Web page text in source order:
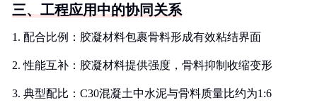
三、工程应用中的协同关系
1. 配合比例：胶凝材料包裹骨料形成有效粘结界面
2. 性能互补：胶凝材料提供强度，骨料抑制收缩变形
3. 典型配比：C30混凝土中水泥与骨料质量比约为1:6